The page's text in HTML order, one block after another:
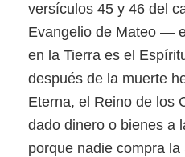
versículos 45 y 46 del
Evangelio de Mateo —
en la Tierra es el
después de la muerte
Eterna, el Reino de los
dado dinero o bienes a
porque nadie compra